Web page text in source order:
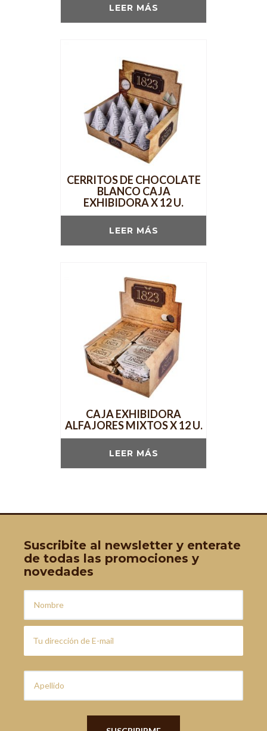
LEER MÁS
CERRITOS DE CHOCOLATE
BLANCO CAJA
EXHIBIDORA X 12 U.
LEER MÁS
CAJA EXHIBIDORA
ALFAJORES MIXTOS X 12 U.
LEER MÁS
Suscribite al newsletter y enterate
de todas las promociones y
novedades